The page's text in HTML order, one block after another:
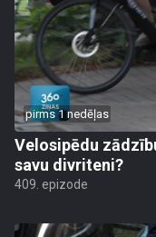
pirms 1 nedēļas
Velosipēdu
savu divriteni?
409. epizode